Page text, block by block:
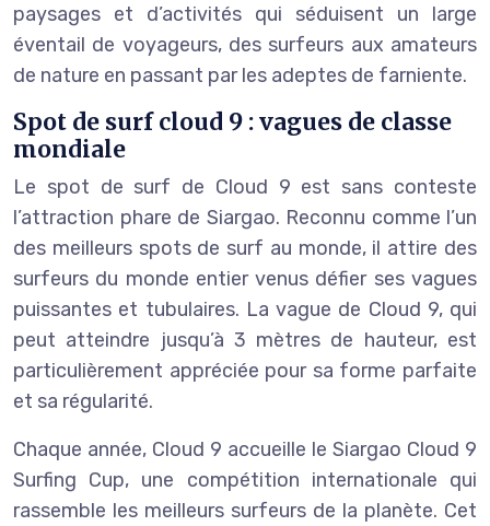
paysages et d’activités qui séduisent un large
éventail de voyageurs, des surfeurs aux amateurs
de nature en passant par les adeptes de farniente.
Spot de surf cloud 9 : vagues de classe
mondiale
Le spot de surf de Cloud 9 est sans conteste
l’attraction phare de Siargao. Reconnu comme l’un
des meilleurs spots de surf au monde, il attire des
surfeurs du monde entier venus défier ses vagues
puissantes et tubulaires. La vague de Cloud 9, qui
peut atteindre jusqu’à 3 mètres de hauteur, est
particulièrement appréciée pour sa forme parfaite
et sa régularité.
Chaque année, Cloud 9 accueille le Siargao Cloud 9
Surfing Cup, une compétition internationale qui
rassemble les meilleurs surfeurs de la planète. Cet